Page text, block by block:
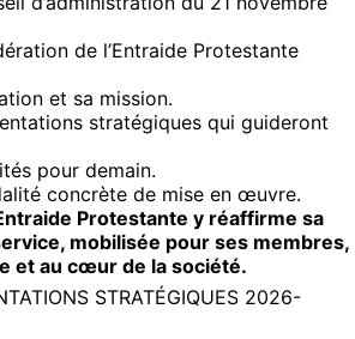
de l’Entraide Protestante
et sa mission.
stratégiques qui guideront
pour demain.
concrète de mise en œuvre.
Protestante y réaffirme sa
mobilisée pour ses membres,
et au cœur de la société.
STRATÉGIQUES 2026-